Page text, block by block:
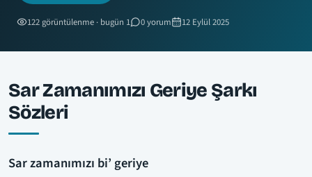
122 görüntülenme · bugün 1 0 yorum 12 Eylül 2025
Sar Zamanımızı Geriye Şarkı
Sözleri
Sar zamanımızı bi’ geriye